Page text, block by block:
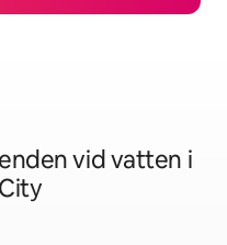
vid vatten i